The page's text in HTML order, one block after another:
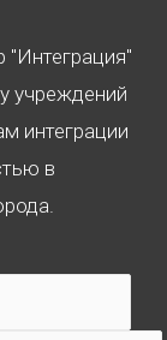
"Интеграция"
учреждений
интеграции
в